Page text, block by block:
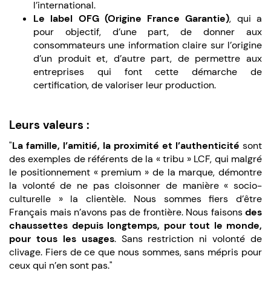
l’international.
Le label OFG (Origine France Garantie), qui a
pour objectif, d’une part, de donner aux
consommateurs une information claire sur l’origine
d’un produit et, d’autre part, de permettre aux
entreprises qui font cette démarche de
certification, de valoriser leur production.
Leurs valeurs :
"La famille, l’amitié, la proximité et l’authenticité sont
des exemples de référents de la « tribu » LCF, qui malgré
le positionnement « premium » de la marque, démontre
la volonté de ne pas cloisonner de manière « socio-
culturelle » la clientèle. Nous sommes fiers d’être
Français mais n’avons pas de frontière. Nous faisonsdes
chaussettes depuis longtemps, pour tout le monde,
pour tous les usages. Sans restriction ni volonté de
clivage. Fiers de ce que nous sommes, sans mépris pour
ceux qui n’en sont pas."